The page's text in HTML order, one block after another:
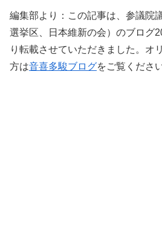
編集部より：この記事は、参議院
選挙区、日本維新の会）のブログ
り転載させていただきました。オ
方は音喜多駿ブログをご覧ください